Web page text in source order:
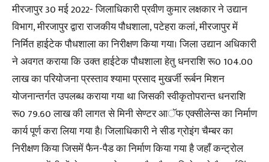
मीरजापुर 30 मई 2022- जिलाधिकारी प्रवीण कुमार लक्षकार ने उद्यान
विभाग, मीरजापुर द्वारा राजकीय पौधशाला, पटेहरा कलां, मीरजापुर में
निर्मित हाईटेक पौधशाला का निरीक्षण किया गया। जिला उद्यान अधिकारी
ने अवगत कराया कि उक्त हाईटेक पौधशाला हेतु धनराशि रू0 104.00
लाख का परियोजना प्रस्ताव श्यामा प्रसाद मुखर्जी रूर्बन मिशन
योजनान्तर्गत उपलब्ध कराया गया था जिसकी स्वीकृतोपरान्त धनराशि
रू0 79.60 लाख की लागत से मिनी सेण्टर आॅफ एक्सीलेन्स का निर्माण
कार्य पूर्ण करा लिया गया है। जिलाधिकारी ने सीड ग्रोइंग चैम्बर का
निरीक्षण किया जिसमें फैन-पैड का निर्माण किया गया है जहाँ कन्ट्रोल